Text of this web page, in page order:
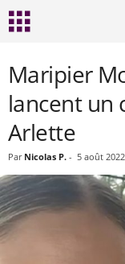
Maripier
lancent un
Arlette
Par Nicolas P. - 5 août 2022